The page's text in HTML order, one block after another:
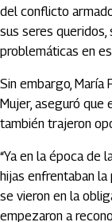
del conflicto
sus seres queridos,
problemáticas en
Sin embargo, María
Mujer, aseguró que
también trajeron
“Ya en la época de
hijas enfrentaban la
se vieron en la
empezaron a